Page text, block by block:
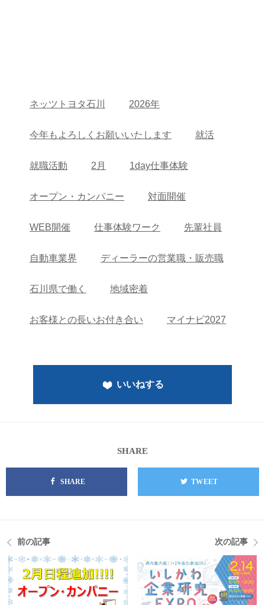
ネッツトヨタ石川 2026年
今年もよろしくお願いいたします 就活
就職活動 2月 1day仕事体験
オープン・カンパニー 対面開催
WEB開催 仕事体験ワーク 先輩社員
自動車業界 ディーラーの営業職・販売職
石川県で働く 地域密着
お客様との長いお付き合い マイナビ2027
いいねする
SHARE
SHARE TWEET
前の記事 次の記事